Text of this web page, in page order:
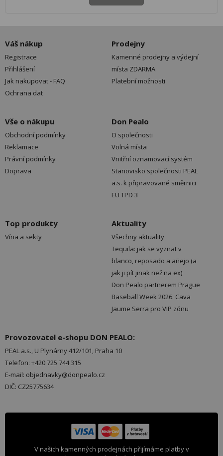
Váš nákup
Registrace
Přihlášení
Jak nakupovat - FAQ
Ochrana dat
Prodejny
Kamenné prodejny a výdejní
místa ZDARMA
Platební možnosti
Vše o nákupu
Obchodní podmínky
Reklamace
Právní podmínky
Doprava
Don Pealo
O společnosti
Volná místa
Vnitřní oznamovací systém
Stanovisko společnosti PEAL
a.s. k připravované směrnici
EU TPD 3
Top produkty
Vína a sekty
Aktuality
Všechny aktuality
Tequila: jak se vyznat v
blanco, reposado a añejo (a
jak ji pít jinak než na ex)
Don Pealo partnerem Prague
Baseball Week 2026. Cava
Jaume Serra pro VIP zónu
Provozovatel e-shopu DON PEALO:
PEAL a.s., U Plynárny 412/101, Praha 10
Telefon: +420 725 744 315
E-mail: objednavky@donpealo.cz
DIČ: CZ25775634
V našich kamenných prodejnách přijímáme platby v